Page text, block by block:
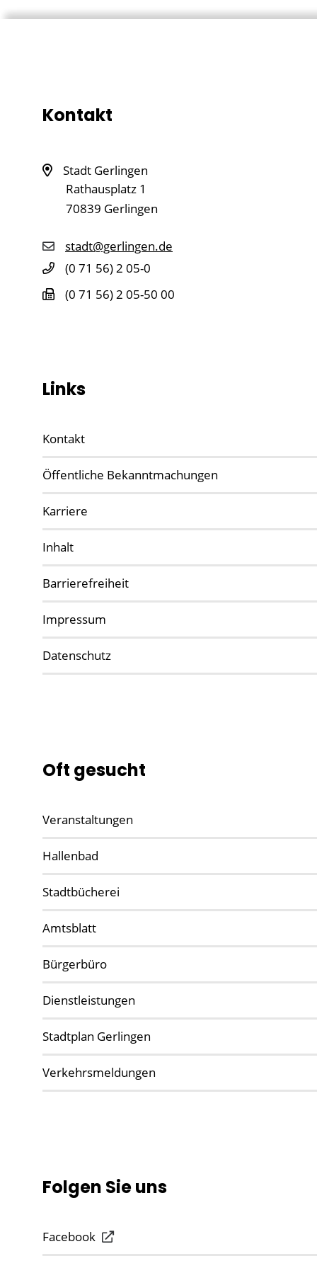
Kontakt
Stadt Gerlingen
Rathausplatz 1
70839 Gerlingen
stadt@gerlingen.de
(0 71 56) 2 05-0
(0 71 56) 2 05-50 00
Links
Kontakt
Öffentliche Bekanntmachungen
Karriere
Inhalt
Barrierefreiheit
Impressum
Datenschutz
Oft gesucht
Veranstaltungen
Hallenbad
Stadtbücherei
Amtsblatt
Bürgerbüro
Dienstleistungen
Stadtplan Gerlingen
Verkehrsmeldungen
Folgen Sie uns
Facebook